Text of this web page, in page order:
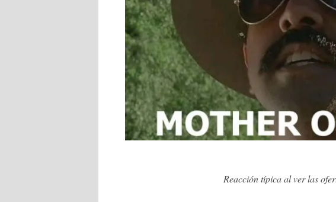
Reacción típica al ver las